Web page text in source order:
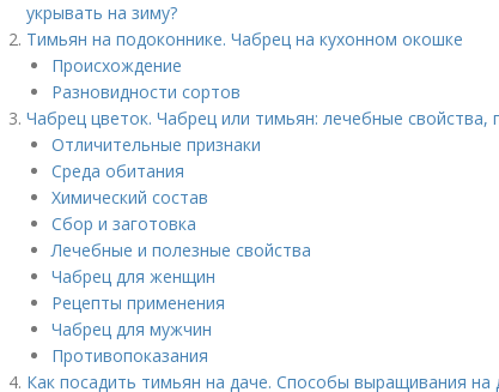
укрывать на зиму?
Тимьян на подоконнике. Чабрец на кухонном окошке
Происхождение
Разновидности сортов
Чабрец цветок. Чабрец или тимьян: лечебные свойства,
Отличительные признаки
Среда обитания
Химический состав
Сбор и заготовка
Лечебные и полезные свойства
Чабрец для женщин
Рецепты применения
Чабрец для мужчин
Противопоказания
Как посадить тимьян на даче. Способы выращивания на